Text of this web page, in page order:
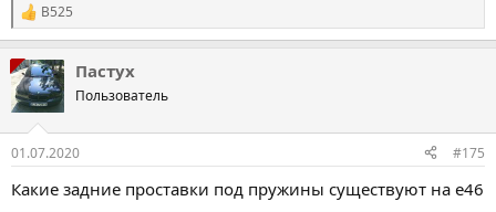
Р
е
а
к
ц
і
B525
Пастух
Пользователь
01.07.2020 #175
Какие задние проставки под пружины существуют на е46